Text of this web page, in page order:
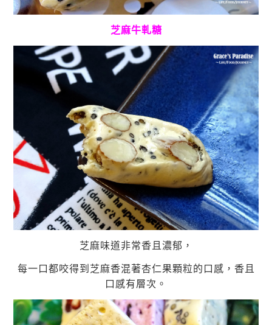
芝麻牛軋糖
芝麻味道非常香且濃郁，
每一口都咬得到芝麻香混著杏仁果顆粒的口感， 香且
口感有層次 。